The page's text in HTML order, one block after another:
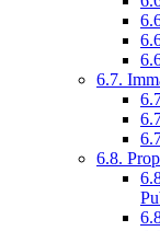
6.7.
6.8.